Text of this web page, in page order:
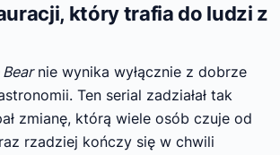
który trafia do ludzi z
Bearnie wynika wyłącznie z dobrze
Ten serial zadziałał tak
zmianę, którą wiele osób czuje od
rzadziej kończy się w chwili